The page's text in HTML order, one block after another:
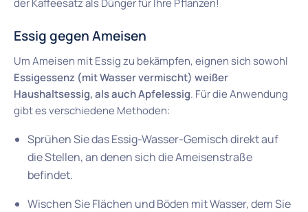
der Kaffeesatz als Dünger für Ihre Pflanzen!
Essig gegen Ameisen
Um Ameisen mit Essig zu bekämpfen, eignen sich sowohl
Essigessenz (mit Wasser vermischt) weißer
Haushaltsessig, als auch Apfelessig. Für die Anwendung
gibt es verschiedene Methoden:
Sprühen Sie das Essig-Wasser-Gemisch direkt auf
die Stellen, an denen sich die Ameisenstraße
befindet.
Wischen Sie Flächen und Böden mit Wasser, dem Sie